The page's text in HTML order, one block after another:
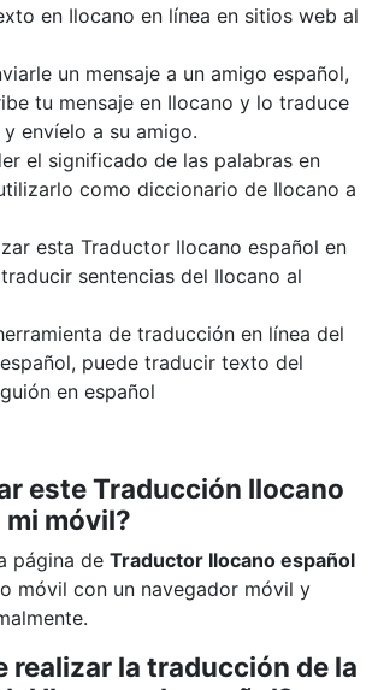
en Ilocano en línea en sitios web al
un mensaje a un amigo español,
tu mensaje en Ilocano y lo traduce
envíelo a su amigo.
el significado de las palabras en
como diccionario de Ilocano a
esta Traductor Ilocano español en
sentencias del Ilocano al
de traducción en línea del
puede traducir texto del
en español
este Traducción Ilocano
móvil?
página de Traductor Ilocano español
móvil con un navegador móvil y
realizar la traducción de la